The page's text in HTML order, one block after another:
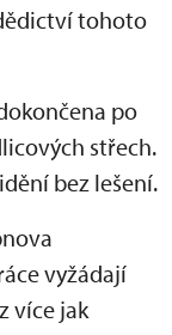
tohoto
po
střech.
bez lešení.
vyžádají
více jak